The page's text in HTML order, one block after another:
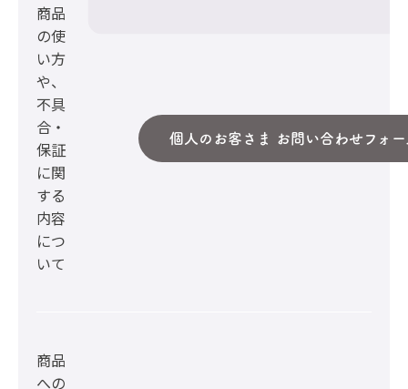
商品
の使
い方
や、
不具
合・
保証
に関
する
内容
につ
いて
個人のお客さま お問い合わせフォー
商品
への